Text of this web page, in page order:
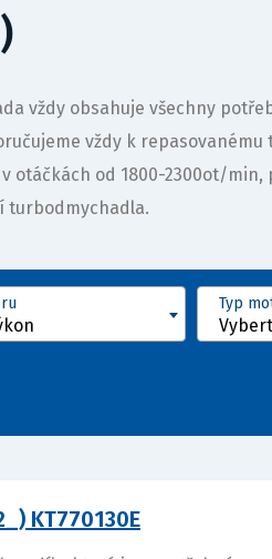
vždy obsahuje všechny
vždy k
otáčkách od 1800-2300ot/
turbodmychadla.
Typ
KT770130E